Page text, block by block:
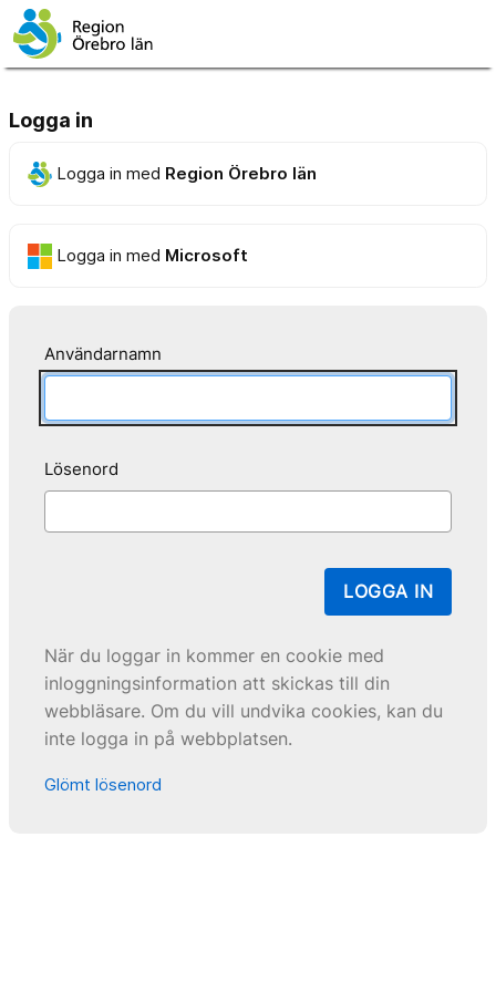
Logga in
Logga in med Region Örebro län
Logga in med Microsoft
Användarnamn
Lösenord
LOGGA IN
När du loggar in kommer en cookie med
inloggningsinformation att skickas till din
webbläsare. Om du vill undvika cookies, kan du
inte logga in på webbplatsen.
Glömt lösenord